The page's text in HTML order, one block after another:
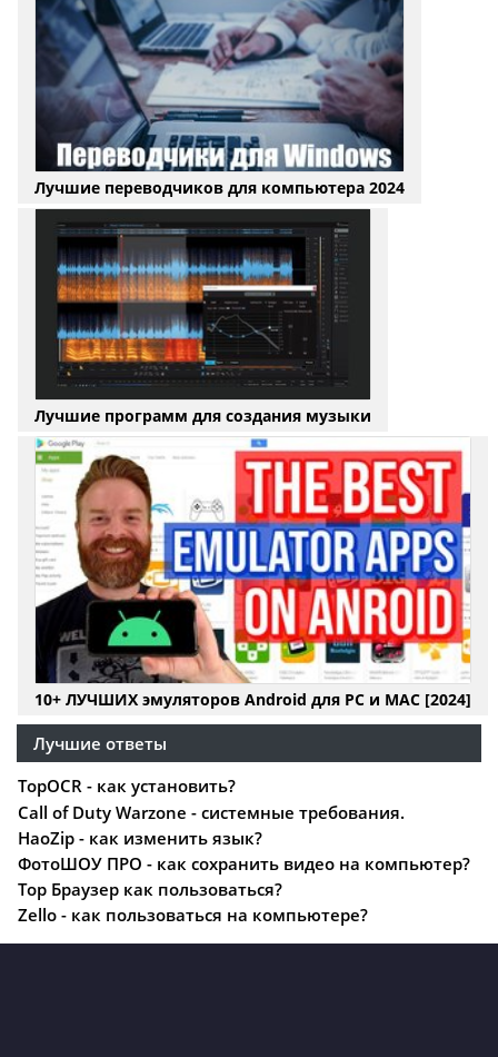
Лучшие переводчиков для компьютера 2024
Лучшие программ для создания музыки
10+ ЛУЧШИХ эмуляторов Android для PC и MAC [2024]
Лучшие ответы
TopOCR - как установить?
Call of Duty Warzone - системные требования.
HaoZip - как изменить язык?
ФотоШОУ ПРО - как сохранить видео на компьютер?
Тор Браузер как пользоваться?
Zello - как пользоваться на компьютере?